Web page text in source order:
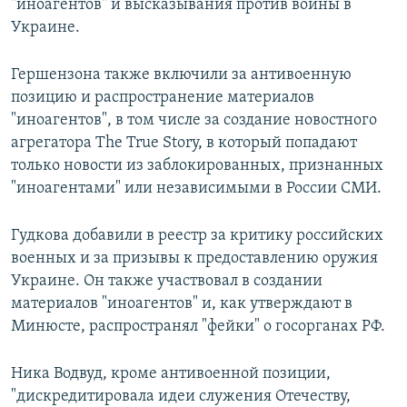
"иноагентов" и высказывания против войны в
Украине.
Гершензона также включили за антивоенную
позицию и распространение материалов
"иноагентов", в том числе за создание новостного
агрегатора The True Story, в который попадают
только новости из заблокированных, признанных
"иноагентами" или независимыми в России СМИ.
Гудкова добавили в реестр за критику российских
военных и за призывы к предоставлению оружия
Украине. Он также участвовал в создании
материалов "иноагентов" и, как утверждают в
Минюсте, распространял "фейки" о госорганах РФ.
Ника Водвуд, кроме антивоенной позиции,
"дискредитировала идеи служения Отечеству,